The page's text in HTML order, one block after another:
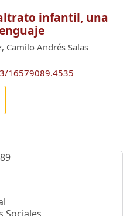
infantil, una
Camilo Andrés Salas
16579089.4535